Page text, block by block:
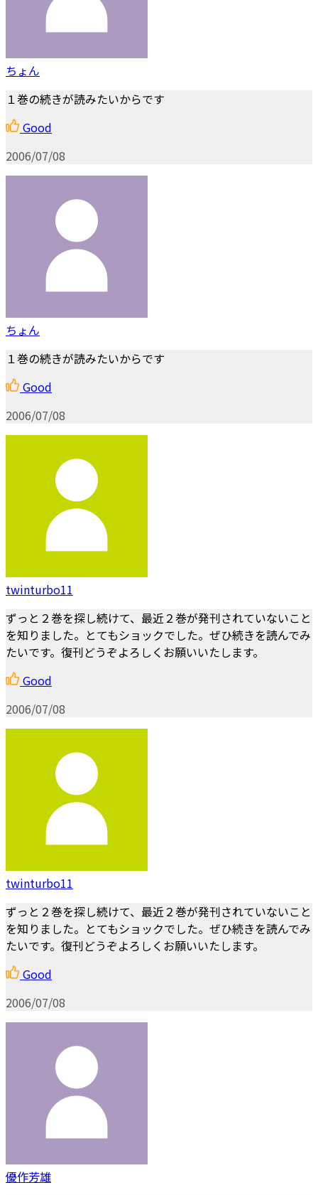
ちょん
１巻の続きが読みたいからです
Good
2006/07/08
ちょん
１巻の続きが読みたいからです
Good
2006/07/08
twinturbo11
ずっと２巻を探し続けて、最近２巻が発刊されていないこと
を知りました。とてもショックでした。ぜひ続きを読んでみ
たいです。復刊どうぞよろしくお願いいたします。
Good
2006/07/08
twinturbo11
ずっと２巻を探し続けて、最近２巻が発刊されていないこと
を知りました。とてもショックでした。ぜひ続きを読んでみ
たいです。復刊どうぞよろしくお願いいたします。
Good
2006/07/08
優作芳雄